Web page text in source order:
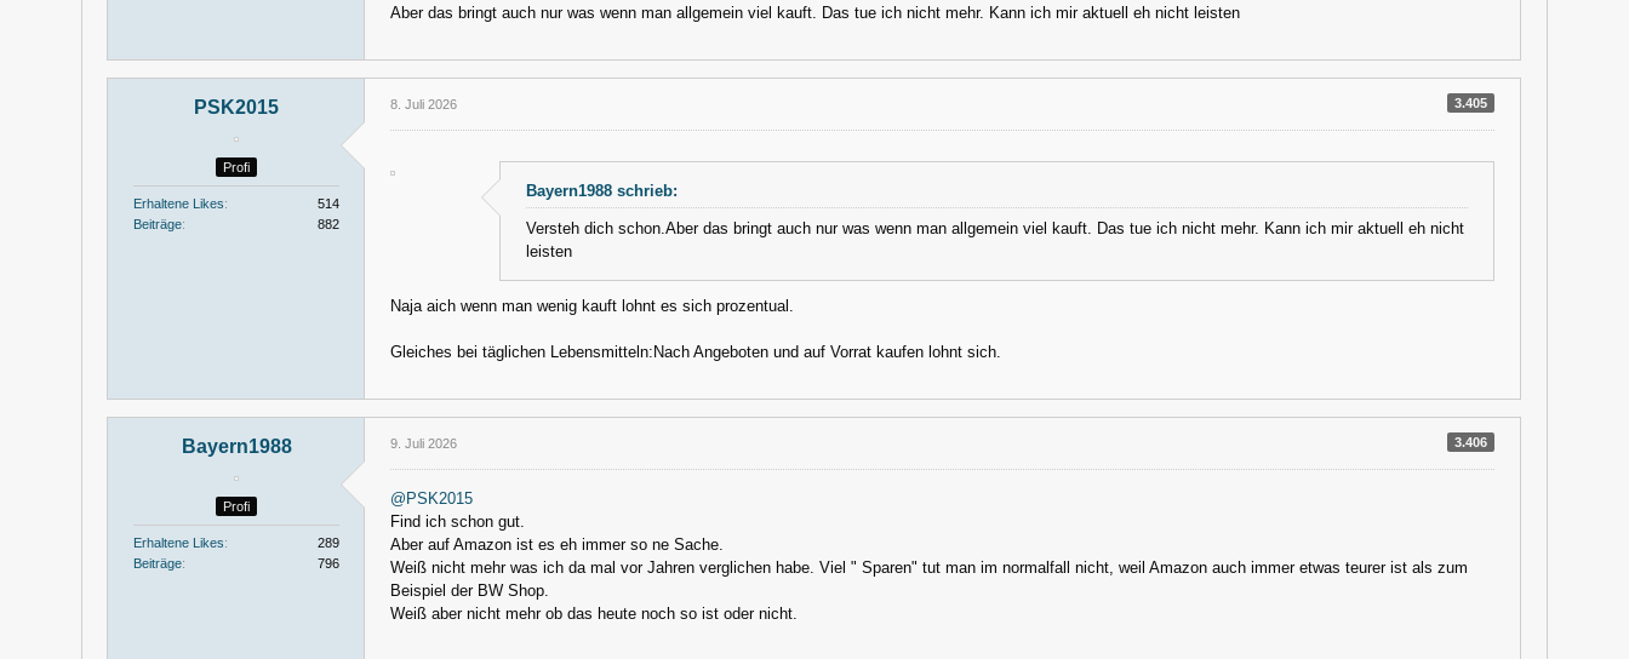
Aber das bringt auch nur was wenn man allgemein viel kauft. Das tue ich nicht mehr. Kann ich mir aktuell eh nicht leisten
PSK2015
Profi
Erhaltene Likes
514
Beiträge
882
3.405
8. Juli 2026
Bayern1988 schrieb:
Versteh dich schon.Aber das bringt auch nur was wenn man allgemein viel kauft. Das tue ich nicht mehr. Kann ich mir aktuell eh nicht
leisten
Naja aich wenn man wenig kauft lohnt es sich prozentual.
Gleiches bei täglichen Lebensmitteln:Nach Angeboten und auf Vorrat kaufen lohnt sich.
Bayern1988
Profi
Erhaltene Likes
289
Beiträge
796
3.406
9. Juli 2026
@PSK2015
Find ich schon gut.
Aber auf Amazon ist es eh immer so ne Sache.
Weiß nicht mehr was ich da mal vor Jahren verglichen habe. Viel " Sparen" tut man im normalfall nicht, weil Amazon auch immer etwas teurer ist als zum
Beispiel der BW Shop.
Weiß aber nicht mehr ob das heute noch so ist oder nicht.